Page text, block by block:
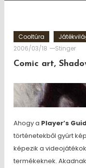
Cooltúra
2006/03/18
Stinger
Comic art,
Ahogy a Player’s
történetekből gyúrt
képezik a
termékeknek.